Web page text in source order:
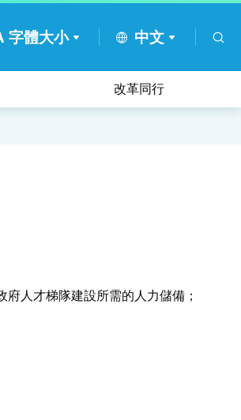
字體大小 中文
改革同行
人才梯隊建設所需的人力儲備；